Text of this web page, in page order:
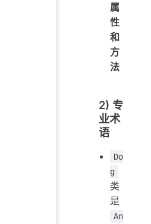
属
性
和
方
法
2) 专
业术
语
Do
g
类
是
An